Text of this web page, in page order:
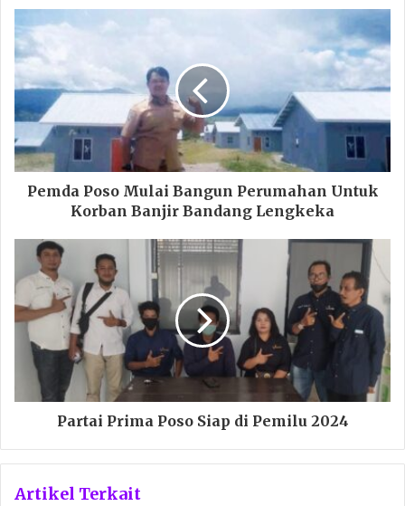
Pemda Poso Mulai Bangun Perumahan Untuk
Korban Banjir Bandang Lengkeka
Partai Prima Poso Siap di Pemilu 2024
Artikel Terkait